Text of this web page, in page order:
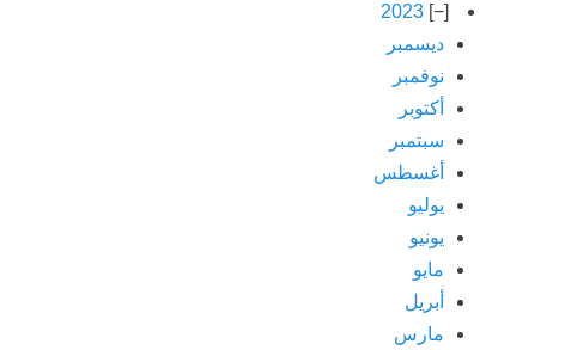
2023
ديسمبر
نوفمبر
أكتوبر
سبتمبر
أغسطس
يوليو
يونيو
مايو
أبريل
مارس